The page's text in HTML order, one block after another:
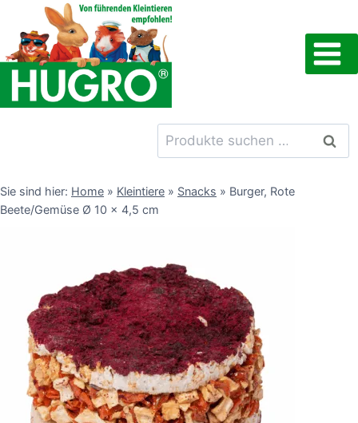
Inhalt
springen
Suchen
nach:
Sie sind hier: Home » Kleintiere » Snacks » Burger, Rote
Beete/Gemüse Ø 10 x 4,5 cm